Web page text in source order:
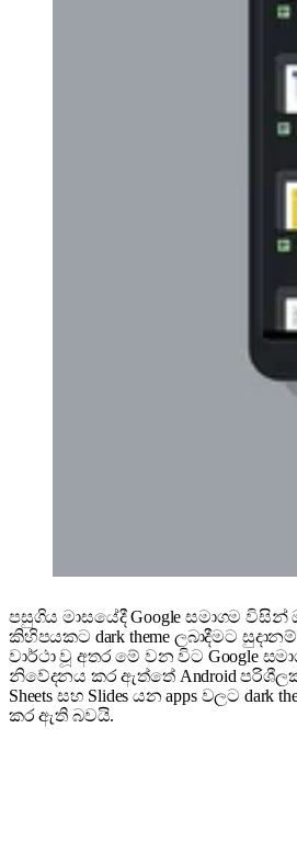
පසුගිය මාසයේදී Google සමාගම විසින්
කිහිපයකට dark theme ලබාදීමට
වාර්ථා වූ අතර මේ වන විට Google
නිවේදනය කර ඇත්තේ Android
Sheets සහ Slides යන apps වලට dark
කර ඇති බවයි.